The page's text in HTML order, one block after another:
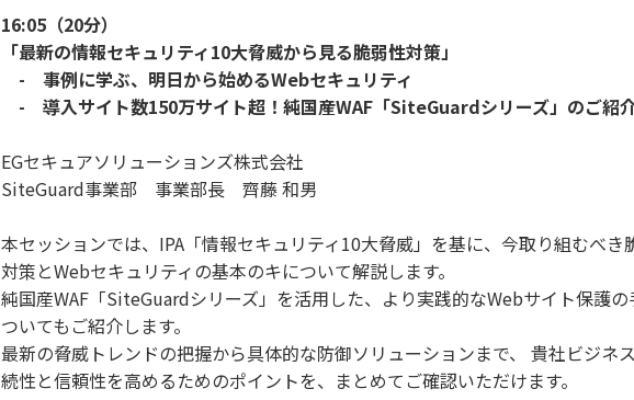
16:05（20分）
「最新の情報セキュリティ10大脅威から見る脆弱性対策」
- 事例に学ぶ、明日から始めるWebセキュリティ
- 導入サイト数150万サイト超！純国産WAF「SiteGuardシリーズ」のご紹
EGセキュアソリューションズ株式会社
SiteGuard事業部 事業部長 齊藤 和男
本セッションでは、IPA「情報セキュリティ10大脅威」を基に、今取り組むべき
対策とWebセキュリティの基本のキについて解説します。
純国産WAF「SiteGuardシリーズ」を活用した、より実践的なWebサイト保護の
ついてもご紹介します。
最新の脅威トレンドの把握から具体的な防御ソリューションまで、 貴社ビジネ
続性と信頼性を高めるためのポイントを、まとめてご確認いただけます。